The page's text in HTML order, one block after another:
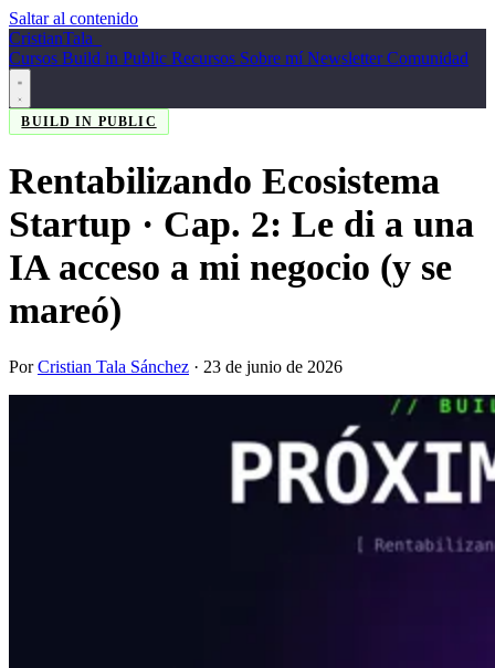
Saltar al contenido
CristianTala
Cursos Build in Public Recursos Sobre míNewsletterComunidad
BUILD IN PUBLIC
Rentabilizando Ecosistema
Startup · Cap. 2: Le di a una
IA acceso a mi negocio (y se
mareó)
PorCristian Tala Sánchez · 23 de junio de 2026